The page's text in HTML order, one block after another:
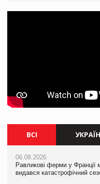
ВСІ
06.08.2026
Равликові ферми у Франції
видався катастрофічний
06.08.2026
Равликові ферми у Франції
видався катастрофічний
06.08.2026
Равликові ферми у Франції
видався катастрофічний